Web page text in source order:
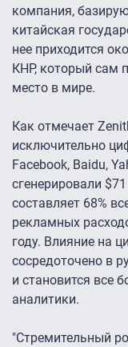
компания,
китайская
нее приходится
КНР, который сам
место в мире.
Как отмечает
исключительно
Facebook, Baidu,
сгенерировали
составляет 68%
рекламных
году. Влияние на
сосредоточено в
и становится все
аналитики.
"Стремительный